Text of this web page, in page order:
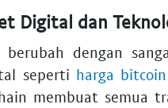
Digital dan
berubah dengan
seperti harga
membuat semua